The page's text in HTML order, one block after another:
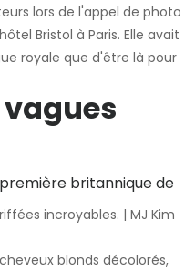
lors de l'appel de photo
Bristol à Paris. Elle avait
royale que d'être là pour
vagues
incroyables. | MJ Kim
blonds décolorés,